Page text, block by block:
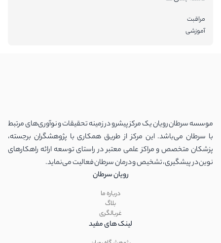
مراقبت
آموزشی
موسسه سرطان رویان یک مرکز پیشرو در زمینه تحقیقات و نوآوری‌های مرتبط
با سرطان می‌باشد. این مرکز از طریق همکاری با پژوهشگران برجسته،
پزشکان متخصص و مراکز علمی معتبر در راستای توسعه ارائه راهکارهای
نوین در پیشگیری، تشخیص و درمان سرطان فعالیت می‌نماید.
رویان سرطان
درباره ما
بلاگ
غربالگری
لینک های مفید